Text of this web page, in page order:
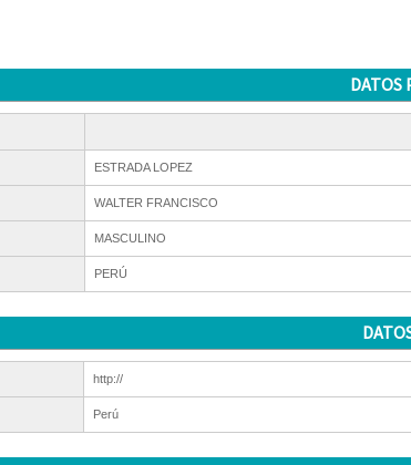
DATOS
ESTRADA LOPEZ
WALTER FRANCISCO
MASCULINO
PERÚ
http://
Perú